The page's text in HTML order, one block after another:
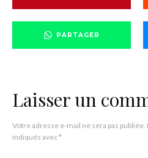
PARTAGER
Laisser un
Votre adresse e-mail ne sera pas publiée.
indiqués avec*